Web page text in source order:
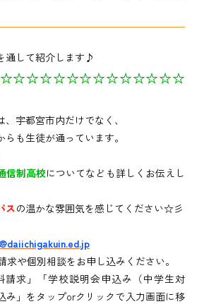
通して紹介します♪
、宇都宮市内だけでなく、
も生徒が通っています。
信制高校についてなども詳しくお伝えし
スの温かな雰囲気を感じてください☆彡
や個別相談をお申し込みください。
求」「学校説明会申込み（中学生対
み」をタップorクリックで入力画面に移